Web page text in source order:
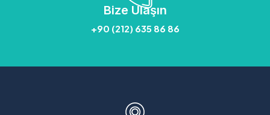
Bize Ulaşın
+90 (212) 635 86 86